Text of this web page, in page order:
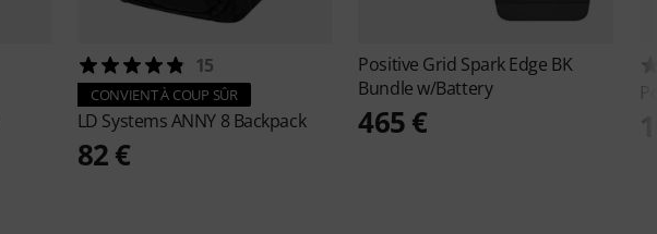
15
CONVIENT À COUP SÛR
LD SystemsANNY 8 Backpack
82 €
Positive Grid Spark Edge BK
Bundle w/Battery
465 €